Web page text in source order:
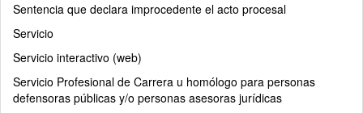
Sentencia que declara improcedente el acto procesal
Servicio
Servicio interactivo (web)
Servicio Profesional de Carrera u homólogo para personas
defensoras públicas y/o personas asesoras jurídicas